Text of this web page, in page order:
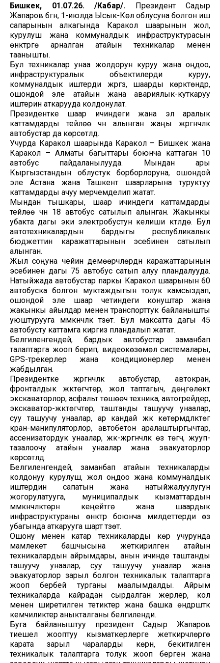
Бишкек, 01.07.26. /Кабар/. Президент Садыр
Жапаров бүгүн, 1-июлда Ысык-Көл облусуна болгон иш
сапарынын алкагында Каракол шаарынын жол,
курулуш жана коммуналдык инфраструктурасын
өнүктүрүүгө арналган атайын техникалар менен
таанышты.
Бул техникалар унаа жолдорун куруу жана оңдоо,
инфраструктуралык объектилерди куруу,
коммуналдык иштерди жүргүзүү, шаарды көрктөндүрүү,
ошондой эле атайын жана авариялык-куткаруу
иштерин аткарууда колдонулат.
Президентке шаар ичиндеги жана эл аралык
каттамдарды тейлөө үчүн алынган жаңы жүргүнчүлүк
автобустар да көрсөтүлдү.
Учурда Каракол шаарында Каракол – Бишкек жана
Каракол – Алматы багыттары боюнча каттаган 10
автобус пайдаланылууда. Мындан ары
Кыргызстандын облустук борборлоруна, ошондой
эле Астана жана Ташкент шаарларына туруктуу
каттамдарды ачуу мерчемделип жатат.
Мындан тышкары, шаар ичиндеги каттамдарды
тейлөө үчүн 18 автобус сатылып алынган. Жакынкы
убакта дагы эки электробустун келиши күтүлүүдө. Бул
автотехникалардын бардыгы республикалык
бюджеттин каражаттарынын эсебинен сатылып
алынган.
Жыл соңуна чейин демөөрчүлөрдүн каражаттарынын
эсебинен дагы 75 автобус сатып алуу пландалууда.
Натыйжада автобустар паркы Каракол шаарынын 60
автобуска болгон муктаждыгын толук камсыздап,
ошондой эле шаар четиндеги конуштар жана
жакынкы айылдар менен транспорттук байланышты
уюштурууга мүмкүнчүлүк түзөт. Бул максатта дагы 45
автобусту каттамга киргизүү пландалып жатат.
Белгиленгендей, бардык автобустар заманбап
талаптарга жооп берип, видеокөзөмөл системалары,
GPS-трекерлер жана кондиционерлер менен
жабдылган.
Президентке жүргүнчүлүк автобустар, автокран,
фронталдык жүктөгүчтөр, жол таптагыч, дөңгөлөктүү
экскаваторлор, асфальт төшөөчү техника, автогрейдер,
экскаватор-жүктөгүчтөр, таштанды ташуучу унаалар,
суу ташуучу унаалар, ар кандай жүк көтөрүмдүүлүктөгү
кран-манипуляторлор, автобетон аралаштыргычтар,
ассенизатордук унаалар, жүк-жүргүнчүлүк өзү төгүүчү, жууп-
тазалоочу атайын унаалар жана эвакуаторлор
көрсөтүлдү.
Белгиленгендей, заманбап атайын техникаларды
колдонуу курулуш, жол оңдоо жана коммуналдык
иштердин сапатын жана натыйжалуулугун
жогорулатууга, муниципалдык кызматтардын
мүмкүнчүлүктөрүн кеңейтүүгө жана шаардык
инфраструктураны өнүктүрүү боюнча милдеттерди өз
убагында аткарууга шарт түзөт.
Ошону менен катар техникаларды көрүү учурунда
мамлекет башчысына жеткирилген атайын
техникалардын айрымдары, анын ичинде таштанды
ташуучу унаалар, суу ташуучу унаалар жана
эвакуаторлор зарыл болгон техникалык талаптарга
жооп бербей турганы маалымдалды. Айрым
техникаларда кайрадан сырдалган жерлер, кол
менен ширетилген тетиктер жана башка өндүрүштүк
кемчиликтер аныкталганы белгиленди.
Буга байланыштуу президент Садыр Жапаров
тиешелүү жооптуу кызматкерлерге жеткирүүчүлөргө
карата зарыл чараларды көрүүнү, бекитилген
техникалык талаптарга толук жооп берген жана